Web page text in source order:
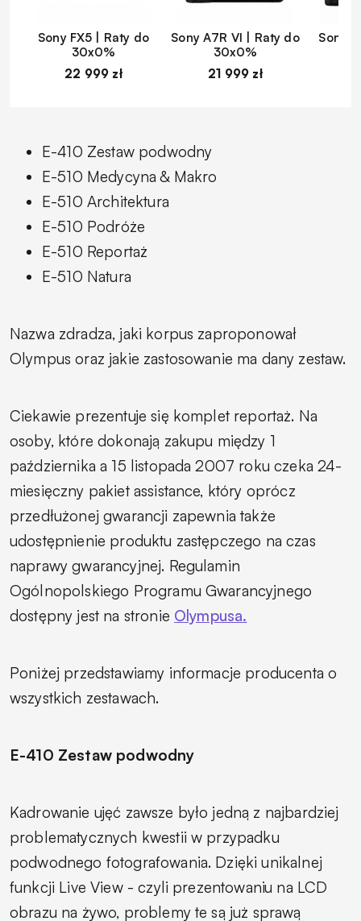
Sony FX5 | Raty do
30x0%
22 999 zł
Sony A7R VI | Raty do
30x0%
21 999 zł
Sony
E-410 Zestaw podwodny
E-510 Medycyna & Makro
E-510 Architektura
E-510 Podróże
E-510 Reportaż
E-510 Natura
Nazwa zdradza, jaki korpus zaproponował
Olympus oraz jakie zastosowanie ma dany zestaw.
Ciekawie prezentuje się komplet reportaż. Na
osoby, które dokonają zakupu między 1
października a 15 listopada 2007 roku czeka 24-
miesięczny pakiet assistance, który oprócz
przedłużonej gwarancji zapewnia także
udostępnienie produktu zastępczego na czas
naprawy gwarancyjnej. Regulamin
Ogólnopolskiego Programu Gwarancyjnego
dostępny jest na stronie Olympusa.
Poniżej przedstawiamy informacje producenta o
wszystkich zestawach.
E-410 Zestaw podwodny
Kadrowanie ujęć zawsze było jedną z najbardziej
problematycznych kwestii w przypadku
podwodnego fotografowania. Dzięki unikalnej
funkcji Live View - czyli prezentowaniu na LCD
obrazu na żywo, problemy te są już sprawą